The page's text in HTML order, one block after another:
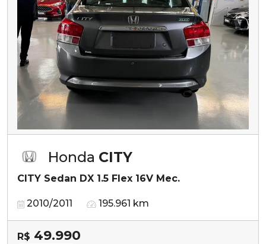
Honda CITY
CITY Sedan DX 1.5 Flex 16V Mec.
2010/2011 195.961 km
R$ 49.990